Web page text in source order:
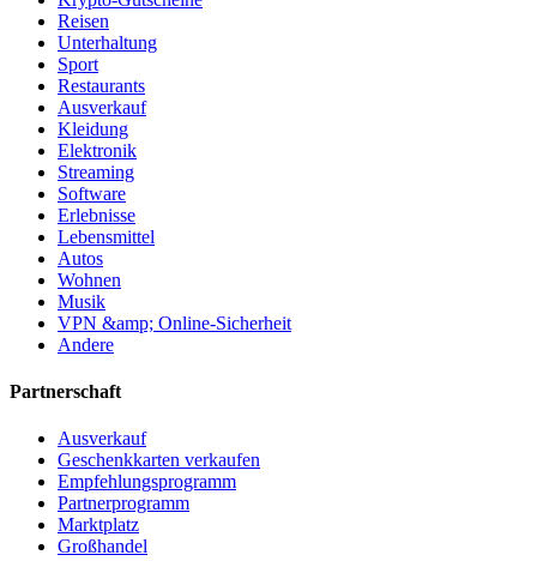
Reisen
Unterhaltung
Sport
Restaurants
Ausverkauf
Kleidung
Elektronik
Streaming
Software
Erlebnisse
Lebensmittel
Autos
Wohnen
Musik
VPN &amp; Online-Sicherheit
Andere
Partnerschaft
Ausverkauf
Geschenkkarten verkaufen
Empfehlungsprogramm
Partnerprogramm
Marktplatz
Großhandel